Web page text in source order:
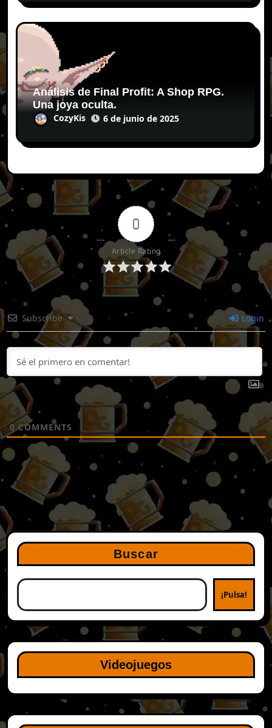
Análisis de Final Profit: A Shop RPG.
Una joya oculta.
CozyKis 6 de junio de 2025
0
Article Rating
Subscribe Login
0COMMENTS
Buscar
¡Pulsa!
Videojuegos